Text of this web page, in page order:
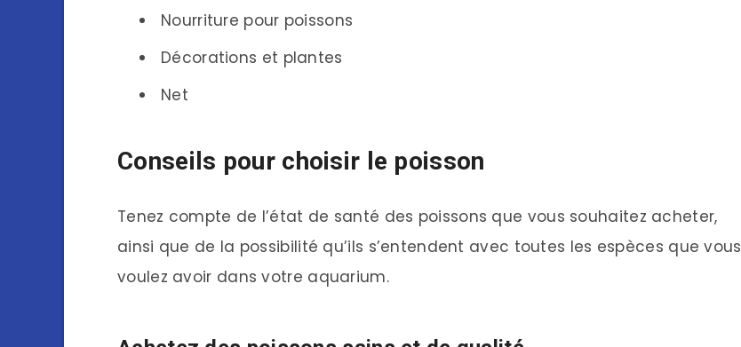
Nourriture pour poissons
Décorations et plantes
Net
Conseils pour choisir le poisson
Tenez compte de l’état de santé des poissons que vous souhaitez acheter,
ainsi que de la possibilité qu’ils s’entendent avec toutes les espèces que vous
voulez avoir dans votre aquarium.